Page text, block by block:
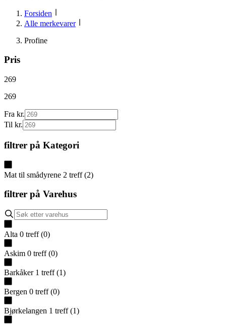
Forsiden
Alle merkevarer
Profine
Pris
269
269
Fra kr.
Til kr.
filtrer på Kategori
Mat til smådyrene 2 treff (2)
filtrer på Varehus
Alta 0 treff (0)
Askim 0 treff (0)
Barkåker 1 treff (1)
Bergen 0 treff (0)
Bjørkelangen 1 treff (1)